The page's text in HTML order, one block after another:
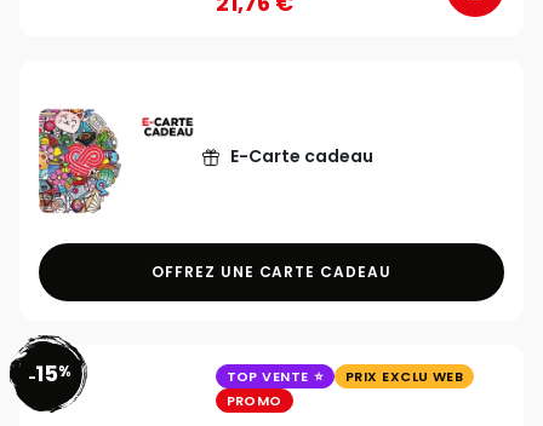
E-Carte cadeau
OFFREZ UNE CARTE CADEAU
-15% TOP VENTE
PRIX EXCLU WEB
PROMO